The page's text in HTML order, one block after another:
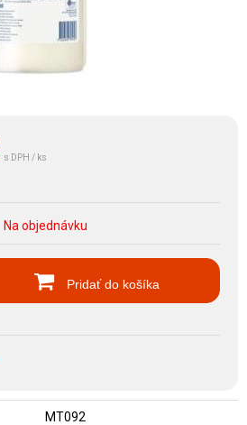
s DPH / ks
Na objednávku
Pridať do košíka
MT092